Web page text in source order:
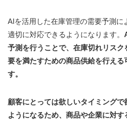
AIを活用した在庫管理の需要予測に
適切に対応できるようになります。
予測を行うことで、在庫切れリス
要を満たすための商品供給を行える
す。
顧客にとっては欲しいタイミング
ようになるため、商品や企業に対